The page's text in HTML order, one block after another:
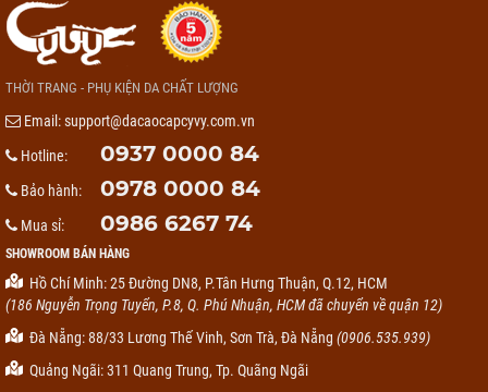
THỜI TRANG - PHỤ KIỆN DA CHẤT LƯỢNG
Email:support@dacaocapcyvy.com.vn
Hotline:
0937 0000 84
Bảo hành: 0978 0000 84
Mua sỉ: 0986 6267 74
SHOWROOM BÁN HÀNG
Hồ Chí Minh: 25 Đường DN8, P.Tân Hưng Thuận, Q.12, HCM
(186 Nguyễn Trọng Tuyển, P.8, Q. Phú Nhuận, HCM đã chuyển về quận 12)
Đà Nẵng: 88/33 Lương Thế Vinh, Sơn Trà, Đà Nẵng (0906.535.939)
Quảng Ngãi: 311 Quang Trung, Tp. Quãng Ngãi